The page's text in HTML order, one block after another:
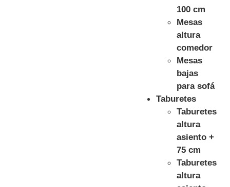
100 cm
Mesas
altura
comedor
Mesas
bajas
para sofá
Taburetes
Taburetes
altura
asiento +
75 cm
Taburetes
altura